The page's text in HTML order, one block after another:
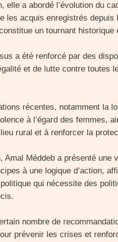
elle a abordé l’évolution du
les acquis enregistrés depuis
un tournant
a été renforcé par des
et de lutte contre toutes
récentes, notamment la
à l’égard des femmes,
rural et à renforcer la
Amal Méddeb a présenté une
à une logique d’action,
qui nécessite des
nombre de
prévenir les crises et